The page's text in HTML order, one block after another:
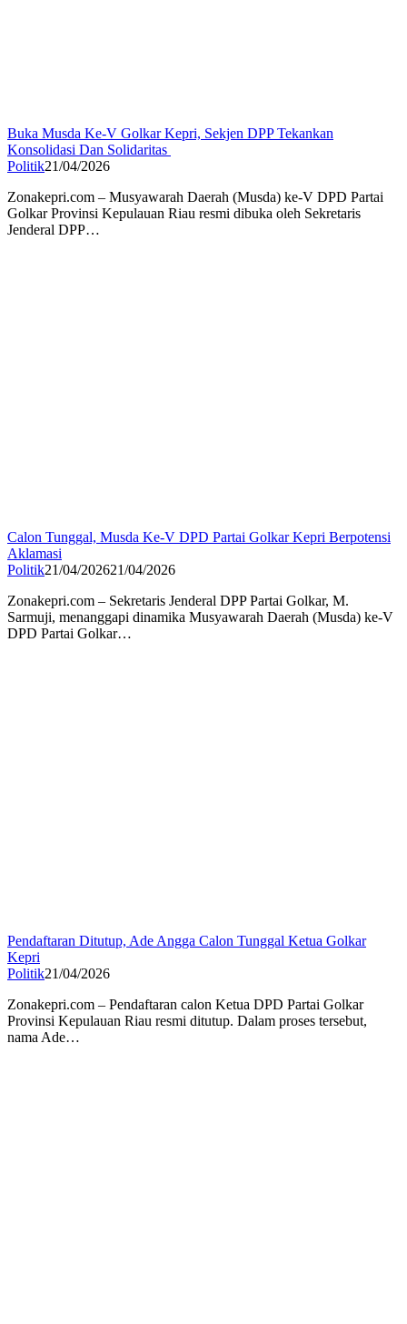
Buka Musda Ke-V Golkar Kepri, Sekjen DPP Tekankan
Konsolidasi Dan Solidaritas
Politik21/04/2026
Zonakepri.com – Musyawarah Daerah (Musda) ke-V DPD Partai
Golkar Provinsi Kepulauan Riau resmi dibuka oleh Sekretaris
Jenderal DPP…
Calon Tunggal, Musda Ke-V DPD Partai Golkar Kepri Berpotensi
Aklamasi
Politik21/04/202621/04/2026
Zonakepri.com – Sekretaris Jenderal DPP Partai Golkar, M.
Sarmuji, menanggapi dinamika Musyawarah Daerah (Musda) ke-V
DPD Partai Golkar…
Pendaftaran Ditutup, Ade Angga Calon Tunggal Ketua Golkar
Kepri
Politik21/04/2026
Zonakepri.com – Pendaftaran calon Ketua DPD Partai Golkar
Provinsi Kepulauan Riau resmi ditutup. Dalam proses tersebut,
nama Ade…